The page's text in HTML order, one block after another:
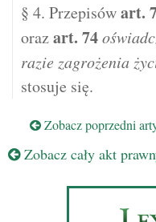
§ 4. Przepisówart.
orazart. 74
razie zagrożenia
stosuje się.
Zobacz poprzedni
Zobacz cały akt